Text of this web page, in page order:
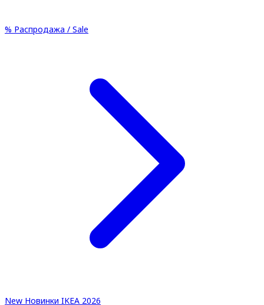
% Распродажа / Sale
New Новинки IKEA 2026